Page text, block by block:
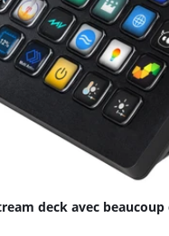
deck avec